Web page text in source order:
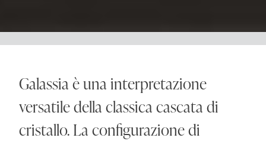
Galassia è una interpretazione
versatile della classica cascata di
cristallo. La configurazione di